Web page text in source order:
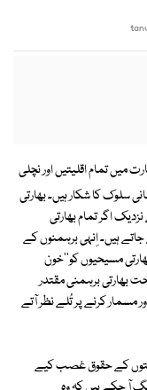
میں تمام اقلیتیں اور نچلی
سلوک کا شکار ہیں۔ بھارتی
اگر تمام بھارتی
ہیں۔ اِنہی برہمنوں کے
مسیحیوں کو''خون
بھارتی برہمنی مقتدر
مسمار کرنے پر تُلے نظر آتے
دَلتوں کے حقوق غصب کیے